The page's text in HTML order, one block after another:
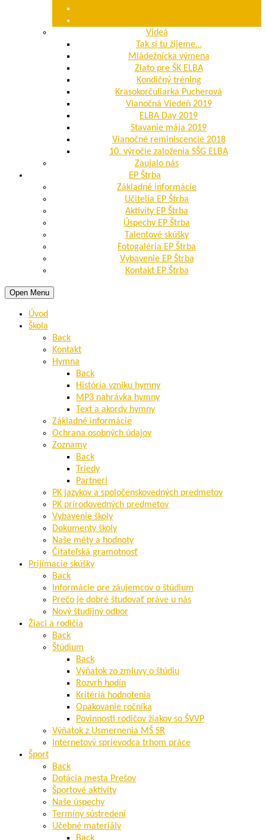
Videá
Tak si tu žijeme…
Mládežnícka výmena
Zlato pre ŠK ELBA
Kondičný tréning
Krasokorčuliarka Pucherová
Vianočná Viedeň 2019
ELBA Day 2019
Stavanie mája 2019
Vianočné reminiscencie 2018
10. výročie založenia SŠG ELBA
Zaujalo nás
EP Štrba
Základné informácie
Učitelia EP Štrba
Aktivity EP Štrba
Úspechy EP Štrba
Talentové skúšky
Fotogaléria EP Štrba
Vybavenie EP Štrba
Kontakt EP Štrba
Open Menu
Úvod
Škola
Back
Kontakt
Hymna
Back
História vzniku hymny
MP3 nahrávka hymny
Text a akordy hymny
Základné informácie
Ochrana osobných údajov
Zoznamy
Back
Triedy
Partneri
PK jazykov a spoločenskovedných predmetov
PK prírodovedných predmetov
Vybavenie školy
Dokumenty školy
Naše méty a hodnoty
Čitateľská gramotnosť
Prijímacie skúšky
Back
Informácie pre záujemcov o štúdium
Prečo je dobré študovať práve u nás
Nový študijný odbor
Žiaci a rodičia
Back
Štúdium
Back
Výňatok zo zmluvy o štúdiu
Rozvrh hodín
Kritériá hodnotenia
Opakovanie ročníka
Povinnosti rodičov žiakov so ŠVVP
Výňatok z Usmernenia MŠ SR
Internetový sprievodca trhom práce
Šport
Back
Dotácia mesta Prešov
Športové aktivity
Naše úspechy
Termíny sústredení
Učebné materiály